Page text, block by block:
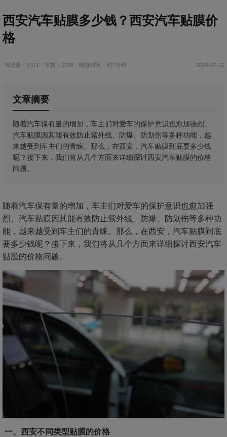
西安汽车贴膜多少钱？西安汽车贴膜价
格
阅读量：5371 字数：1799 阅读时长：约7分钟 2024-07-12
文章摘要
随着汽车保有量的增加，车主们对爱车的保护意识也愈加强烈。
汽车贴膜因其能有效防止紫外线、防爆、防划伤等多种功能，越
来越受到车主们的青睐。那么，在西安，汽车贴膜到底要多少钱
呢？接下来，我们将从几个方面来详细探讨西安汽车贴膜的价格
问题。
随着汽车保有量的增加，车主们对爱车的保护意识也愈加强
烈。汽车贴膜因其能有效防止紫外线、防爆、防划伤等多种功
能，越来越受到车主们的青睐。那么，在西安，汽车贴膜到底
要多少钱呢？接下来，我们将从几个方面来详细探讨西安汽车
贴膜的价格问题。
一、西安不同类型贴膜的价格